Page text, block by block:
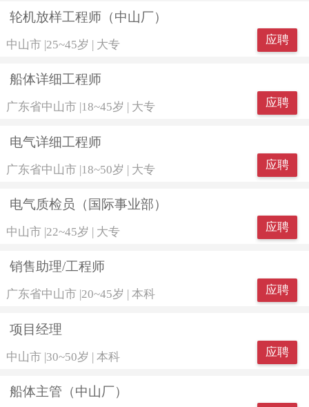
轮机放样工程师（中山厂）
中山市 |25~45岁 | 大专 应聘
船体详细工程师
广东省中山市 18~45岁 大专 应聘
电气详细工程师
广东省中山市 |18~50岁 | 大专 应聘
电气质检员（国际事业部）
中山市 |22~45岁 | 大专 应聘
销售助理/工程师
广东省中山市 20~45岁 本科 应聘
项目经理
中山市 |30~50岁 | 本科 应聘
船体主管（中山厂）